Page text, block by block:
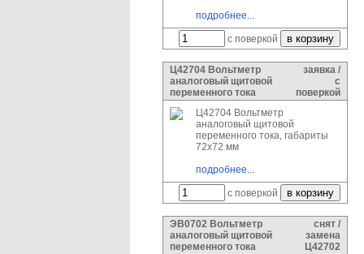
подробнее...
с поверкой
Ц42704 Вольтметр
аналоговый щитовой
переменного тока
заявка /
с
поверкой
Ц42704 Вольтметр
аналоговый щитовой
переменного тока, габариты
72х72 мм
подробнее...
с поверкой
ЭВ0702 Вольтметр
аналоговый щитовой
переменного тока
снят /
замена
Ц42702